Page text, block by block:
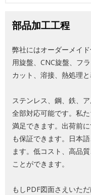
部品加工工程
弊社にはオーダーメイ
用旋盤、CNC旋盤、フ
カット、溶接、熱処理
ステンレス、鋼、鉄、
全部対応可能です。私
満足できます。出荷前
も保証できます。日本
ます。低コスト、高品
ことができます。
もしPDF図面さえいた